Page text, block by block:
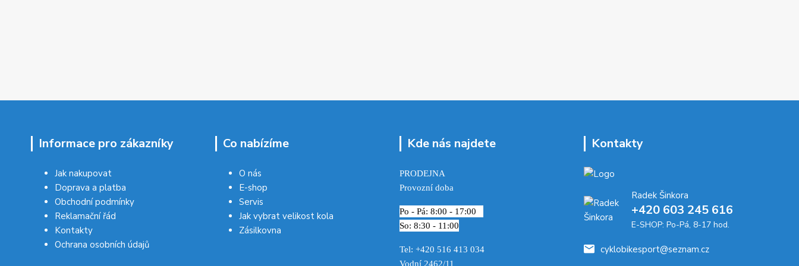
Informace pro zákazníky
Jak nakupovat
Doprava a platba
Obchodní podmínky
Reklamační řád
Kontakty
Ochrana osobních údajů
Co nabízíme
O nás
E-shop
Servis
Jak vybrat velikost kola
Zásilkovna
Kde nás najdete
PRODEJNA
Provozní doba
Po - Pá: 8:00 - 17:00
So: 8:30 - 11:00
Tel: +420 516 413 034‬
Vodní 2462/11
Kontakty
Radek Šinkora
+‭420 603 245 616‬
E-SHOP: Po-Pá, 8-17 hod.
cyklobikesport@seznam.cz